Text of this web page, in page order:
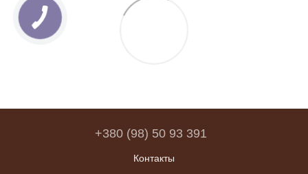
+380 (98) 50 93 391
Контакты